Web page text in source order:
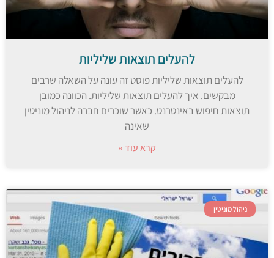
להעלים תוצאות שליליות
להעלים תוצאות שליליות פוסט זה עונה על השאלה שרבים
מבקשים. איך להעלים תוצאות שליליות. הכוונה כמובן
תוצאות חיפוש באינטרנט. כאשר שוכרים חברה לניהול מוניטין
שאינה
קרא עוד »
ניהול מוניטין